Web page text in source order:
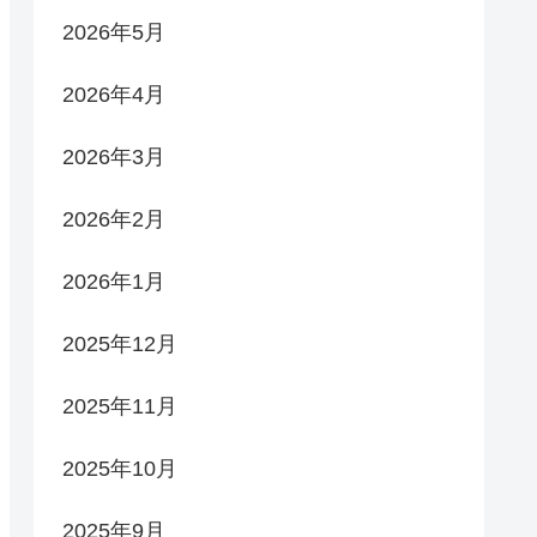
2026年5月
2026年4月
2026年3月
2026年2月
2026年1月
2025年12月
2025年11月
2025年10月
2025年9月